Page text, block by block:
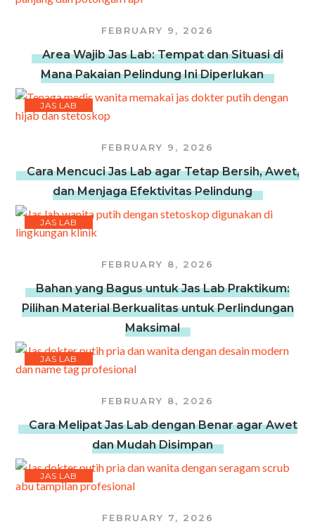
FEBRUARY 9, 2026
Area Wajib Jas Lab: Tempat dan Situasi di
Mana Pakaian Pelindung Ini Diperlukan
JAS LAB
FEBRUARY 9, 2026
Cara Mencuci Jas Lab agar Tetap Bersih, Awet,
dan Menjaga Efektivitas Pelindung
JAS LAB
FEBRUARY 8, 2026
Bahan yang Bagus untuk Jas Lab Praktikum:
Pilihan Material Berkualitas untuk Perlindungan
Maksimal
JAS LAB
FEBRUARY 8, 2026
Cara Melipat Jas Lab dengan Benar agar Awet
dan Mudah Disimpan
JAS LAB
FEBRUARY 7, 2026